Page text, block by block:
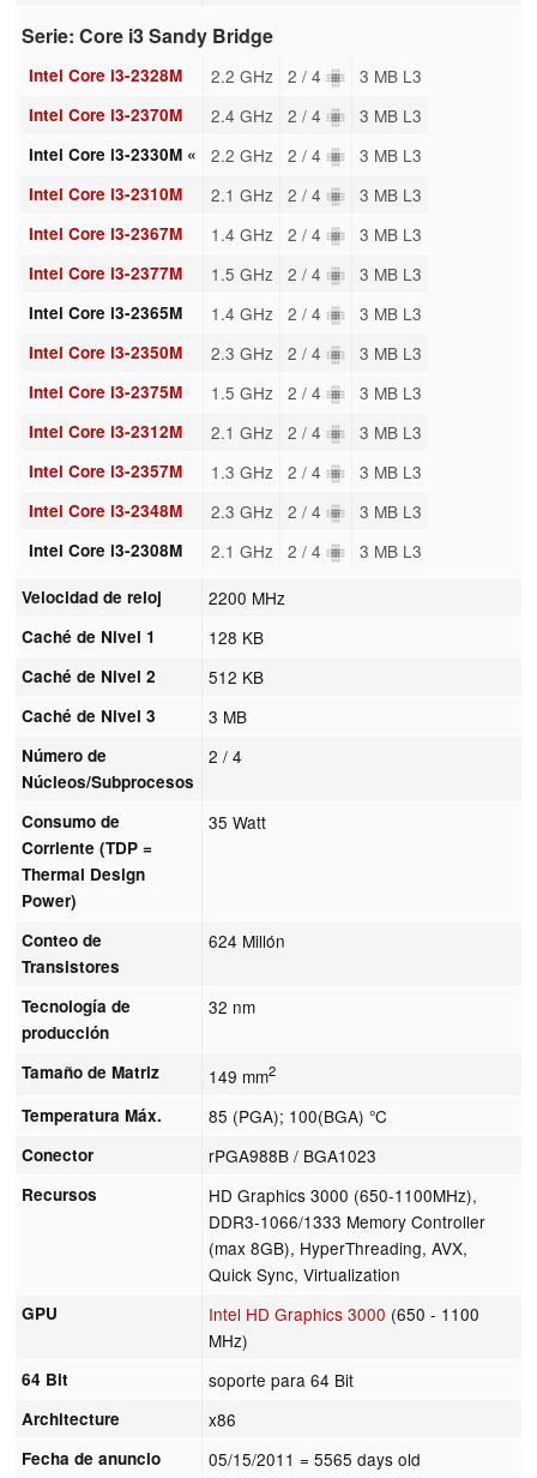
Serie: Core i3 Sandy Bridge
Intel Core i3-2328M 2.2 GHz 2 / 4 3 MB L3
Intel Core i3-2370M 2.4 GHz 2 / 4 3 MB L3
Intel Core i3-2330M « 2.2 GHz 2 / 4 3 MB L3
Intel Core i3-2310M 2.1 GHz 2 / 4 3 MB L3
Intel Core i3-2367M 1.4 GHz 2 / 4 3 MB L3
Intel Core i3-2377M 1.5 GHz 2 / 4 3 MB L3
Intel Core i3-2365M 1.4 GHz 2 / 4 3 MB L3
Intel Core i3-2350M 2.3 GHz 2 / 4 3 MB L3
Intel Core i3-2375M 1.5 GHz 2 / 4 3 MB L3
Intel Core i3-2312M 2.1 GHz 2 / 4 3 MB L3
Intel Core i3-2357M 1.3 GHz 2 / 4 3 MB L3
Intel Core i3-2348M 2.3 GHz 2 / 4 3 MB L3
Intel Core i3-2308M 2.1 GHz 2 / 4 3 MB L3
Velocidad de reloj 2200 MHz
Caché de Nivel 1 128 KB
Caché de Nivel 2 512 KB
Caché de Nivel 3 3 MB
Número de
Núcleos/Subprocesos
2 / 4
Consumo de
Corriente (TDP =
Thermal Design
Power)
35 Watt
Conteo de
Transistores
624 Millón
Tecnología de
producción
32 nm
Tamaño de Matriz 149 mm2
Temperatura Máx. 85 (PGA); 100(BGA) °C
Conector rPGA988B / BGA1023
Recursos
HD Graphics 3000 (650-1100MHz),
DDR3-1066/1333 Memory Controller
(max 8GB), HyperThreading, AVX,
Quick Sync, Virtualization
GPU Intel HD Graphics 3000 (650 - 1100
MHz)
64 Bit soporte para 64 Bit
Architecture x86
Fecha de anuncio 05/15/2011 = 5565 days old